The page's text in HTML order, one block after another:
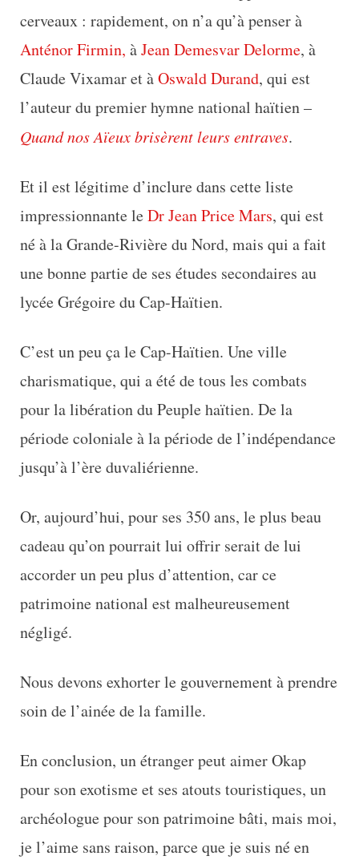
cerveaux : rapidement, on n’a qu’à penser à
Anténor Firmin, àJean Demesvar Delorme, à
Claude Vixamar et àOswald Durand, qui est
l’auteur du premier hymne national haïtien –
Quand nos Aïeux brisèrent leurs entraves.
Et il est légitime d’inclure dans cette liste
impressionnante leDr Jean Price Mars, qui est
né à la Grande-Rivière du Nord, mais qui a fait
une bonne partie de ses études secondaires au
lycée Grégoire du Cap-Haïtien.
C’est un peu ça le Cap-Haïtien. Une ville
charismatique, qui a été de tous les combats
pour la libération du Peuple haïtien. De la
période coloniale à la période de l’indépendance
jusqu’à l’ère duvaliérienne.
Or, aujourd’hui, pour ses 350 ans, le plus beau
cadeau qu’on pourrait lui offrir serait de lui
accorder un peu plus d’attention, car ce
patrimoine national est malheureusement
négligé.
Nous devons exhorter le gouvernement à prendre
soin de l’ainée de la famille.
En conclusion, un étranger peut aimer Okap
pour son exotisme et ses atouts touristiques, un
archéologue pour son patrimoine bâti, mais moi,
je l’aime sans raison, parce que je suis né en